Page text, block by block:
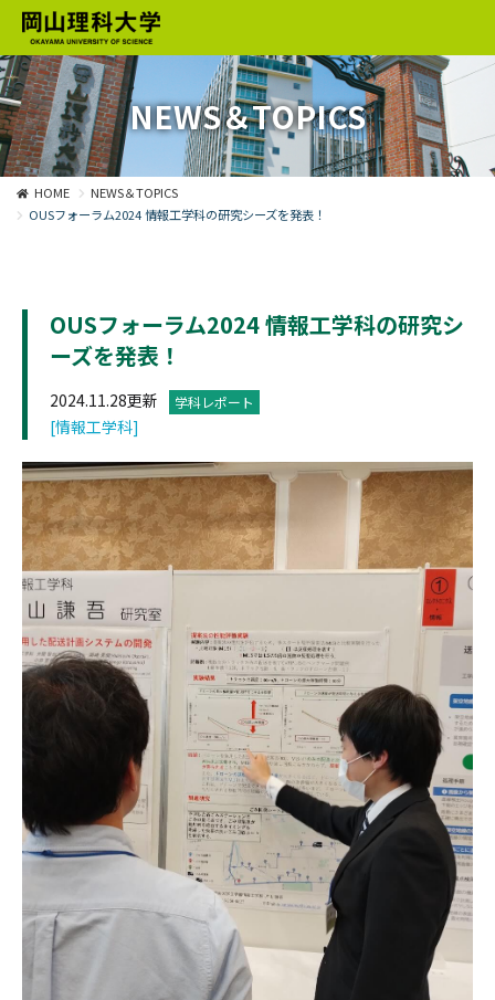
NEWS＆TOPICS
HOME
NEWS＆TOPICS
OUSフォーラム2024 情報工学科の研究シーズを発表！
OUSフォーラム2024 情報工学科の研究シ
ーズを発表！
2024.11.28更新 学科レポート
[情報工学科]